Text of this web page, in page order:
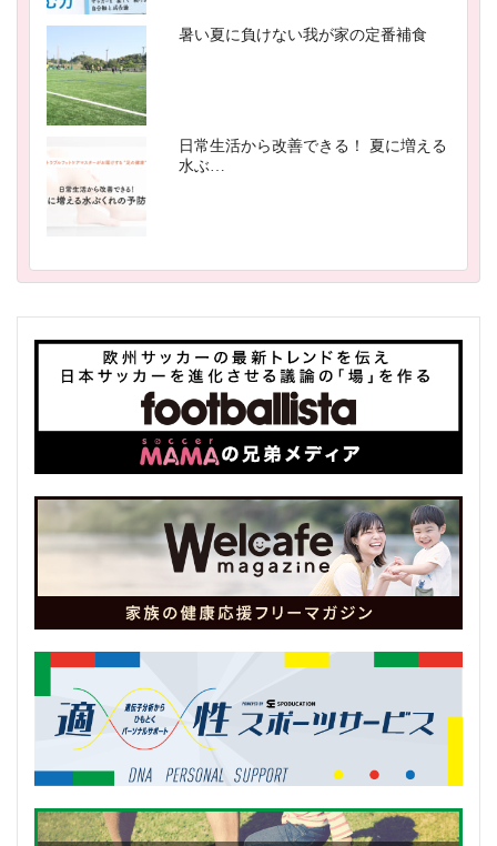
暑い夏に負けない我が家の定番補食
日常生活から改善できる！ 夏に増える
水ぶ…